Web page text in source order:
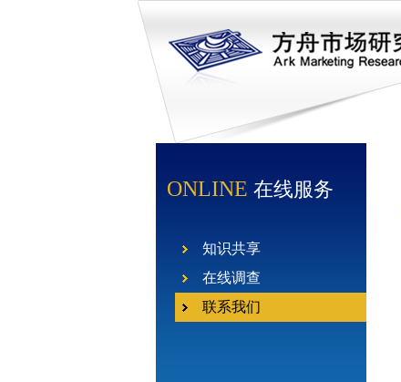
ONLINE 在线服务
知识共享
在线调查
联系我们